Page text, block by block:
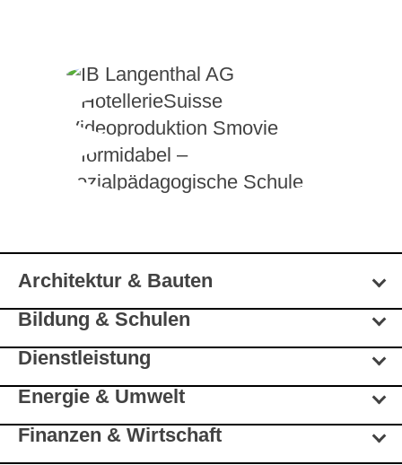
Architektur & Bauten
Bildung & Schulen
Dienstleistung
Energie & Umwelt
Finanzen & Wirtschaft